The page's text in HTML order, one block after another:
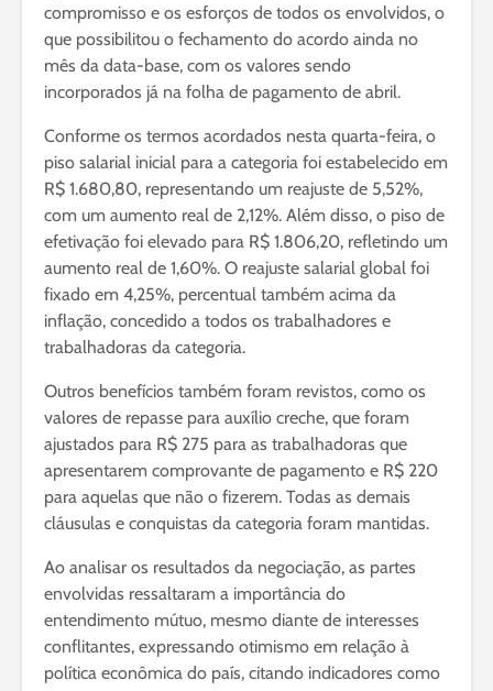
compromisso e os esforços de todos os envolvidos, o
que possibilitou o fechamento do acordo ainda no
mês da data-base, com os valores sendo
incorporados já na folha de pagamento de abril.
Conforme os termos acordados nesta quarta-feira, o
piso salarial inicial para a categoria foi estabelecido em
R$ 1.680,80, representando um reajuste de 5,52%,
com um aumento real de 2,12%. Além disso, o piso de
efetivação foi elevado para R$ 1.806,20, refletindo um
aumento real de 1,60%. O reajuste salarial global foi
fixado em 4,25%, percentual também acima da
inflação, concedido a todos os trabalhadores e
trabalhadoras da categoria.
Outros benefícios também foram revistos, como os
valores de repasse para auxílio creche, que foram
ajustados para R$ 275 para as trabalhadoras que
apresentarem comprovante de pagamento e R$ 220
para aquelas que não o fizerem. Todas as demais
cláusulas e conquistas da categoria foram mantidas.
Ao analisar os resultados da negociação, as partes
envolvidas ressaltaram a importância do
entendimento mútuo, mesmo diante de interesses
conflitantes, expressando otimismo em relação à
política econômica do país, citando indicadores como